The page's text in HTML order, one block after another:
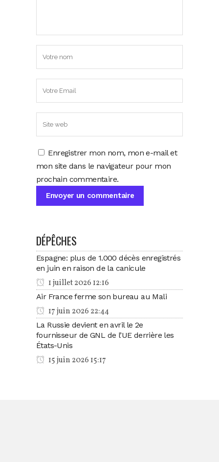
Enregistrer mon nom, mon e-mail et
mon site dans le navigateur pour mon
prochain commentaire.
DÉPÊCHES
Espagne: plus de 1.000 décès enregistrés
en juin en raison de la canicule
1 juillet 2026 12:16
Air France ferme son bureau au Mali
17 juin 2026 22:44
La Russie devient en avril le 2e
fournisseur de GNL de l’UE derrière les
États-Unis
15 juin 2026 15:17